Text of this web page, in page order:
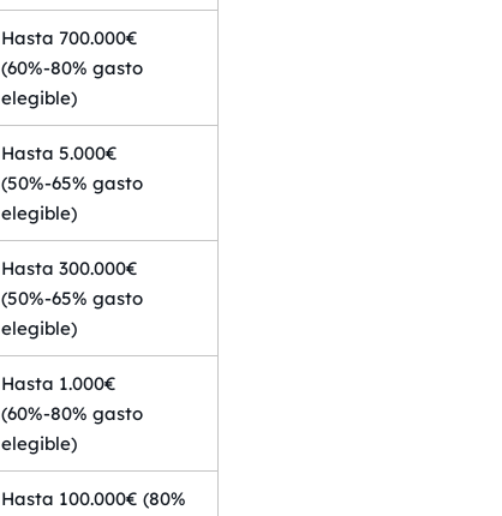
Hasta 700.000€
(60%-80% gasto
elegible)
Hasta 5.000€
(50%-65% gasto
elegible)
Hasta 300.000€
(50%-65% gasto
elegible)
Hasta 1.000€
(60%-80% gasto
elegible)
Hasta 100.000€ (80%